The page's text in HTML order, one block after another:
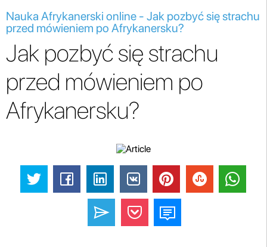
Nauka Afrykanerski online - Jak pozbyć się strachu
przed mówieniem po Afrykanersku?
Jak pozbyć się strachu
przed mówieniem po
Afrykanersku?